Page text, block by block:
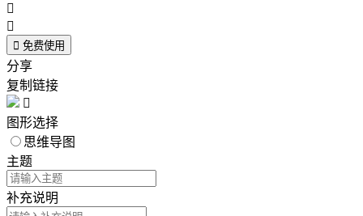


 免费使用
分享
复制链接

图形选择
思维导图
主题
补充说明